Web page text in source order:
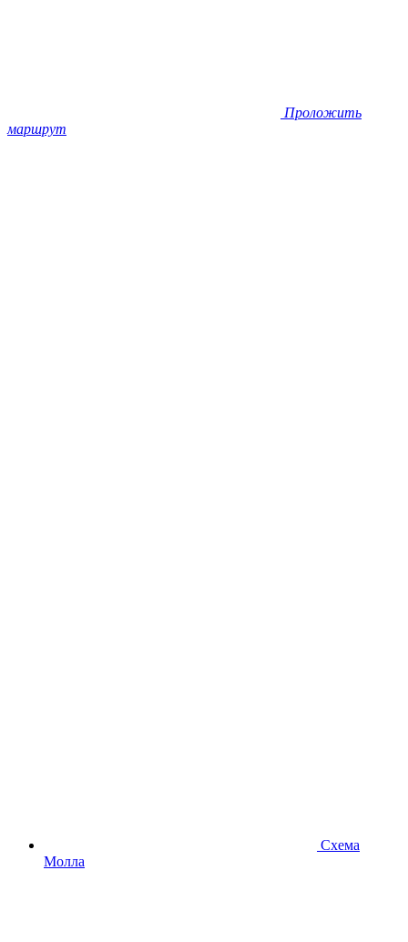
Проложить
маршрут
Схема
Молла